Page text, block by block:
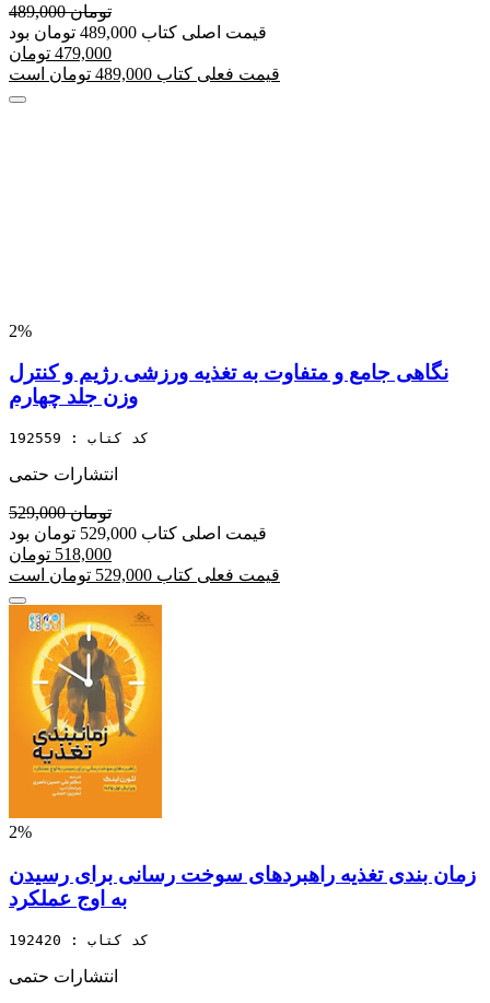
489,000 تومان
قیمت اصلی کتاب 489,000 تومان بود
479,000 تومان
قیمت فعلی کتاب 489,000 تومان است
2%
نگاهی جامع و متفاوت به تغذیه ورزشی رژیم و کنترل
وزن جلد چهارم
کد کتاب : 192559
انتشارات حتمی
529,000 تومان
قیمت اصلی کتاب 529,000 تومان بود
518,000 تومان
قیمت فعلی کتاب 529,000 تومان است
2%
زمان بندی تغذیه راهبردهای سوخت رسانی برای رسیدن
به اوج عملکرد
کد کتاب : 192420
انتشارات حتمی